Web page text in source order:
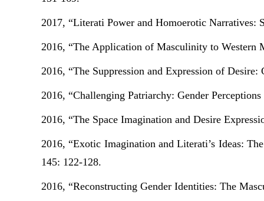
2017, “Literati Power and Homoerotic
2016, “The Application of Masculinity to Western
2016, “The Suppression and Expression of
2016, “Challenging Patriarchy: Gender
2016, “The Space Imagination and Desire
2016, “Exotic Imagination and Literati’s Ideas:
145: 122-128.
2016, “Reconstructing Gender Identities: The